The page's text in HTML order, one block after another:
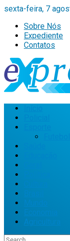
sexta-feira, 7
Sobre Nós
Expediente
Contatos
Agricultura